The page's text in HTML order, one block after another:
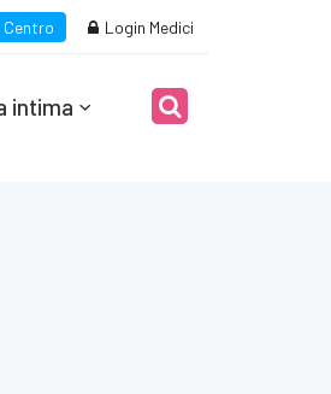
Login Medici
intima